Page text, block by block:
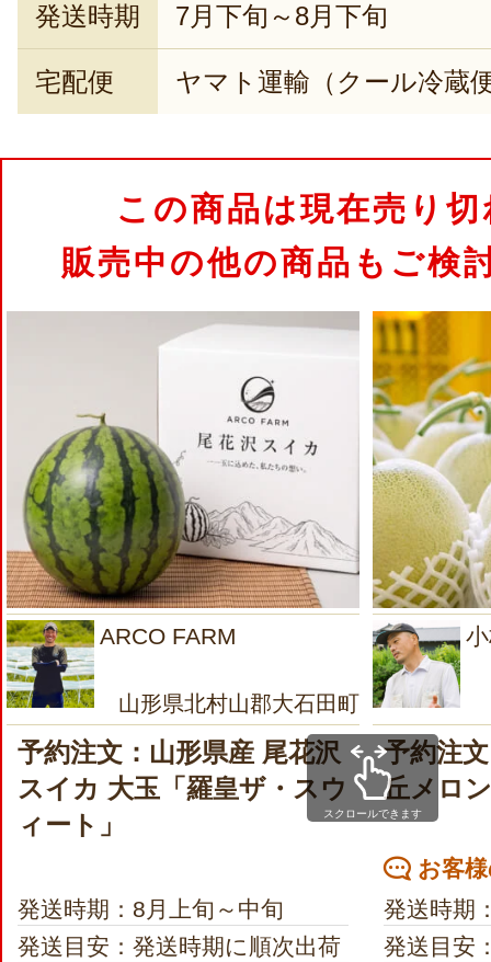
発送時期 7月下旬～8月下旬
宅配便 ヤマト運輸（クール冷蔵
この商品は現在売り
販売中の他の商品もご検
ARCO FARM
山形県北村山郡大石田町
予約注文：山形県産 尾花沢
スイカ 大玉「羅皇ザ・スウ
ィート」
発送時期：8月上旬～中旬
発送目安：発送時期に順次出荷
予約注
丘メロン
お客
発送時期
発送目安
スクロールできます